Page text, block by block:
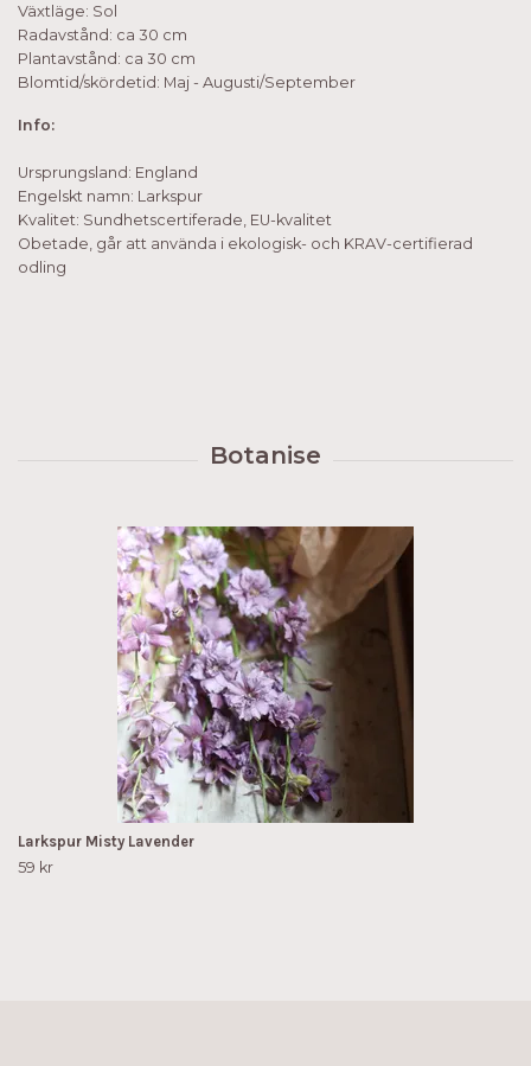
Växtläge: Sol
Radavstånd: ca 30 cm
Plantavstånd: ca 30 cm
Blomtid/skördetid: Maj - Augusti/September
Info:
Ursprungsland: England
Engelskt namn: Larkspur
Kvalitet: Sundhetscertiferade, EU-kvalitet
Obetade, går att använda i ekologisk- och KRAV-certifierad
odling
Larkspur Misty Lavender
59 kr